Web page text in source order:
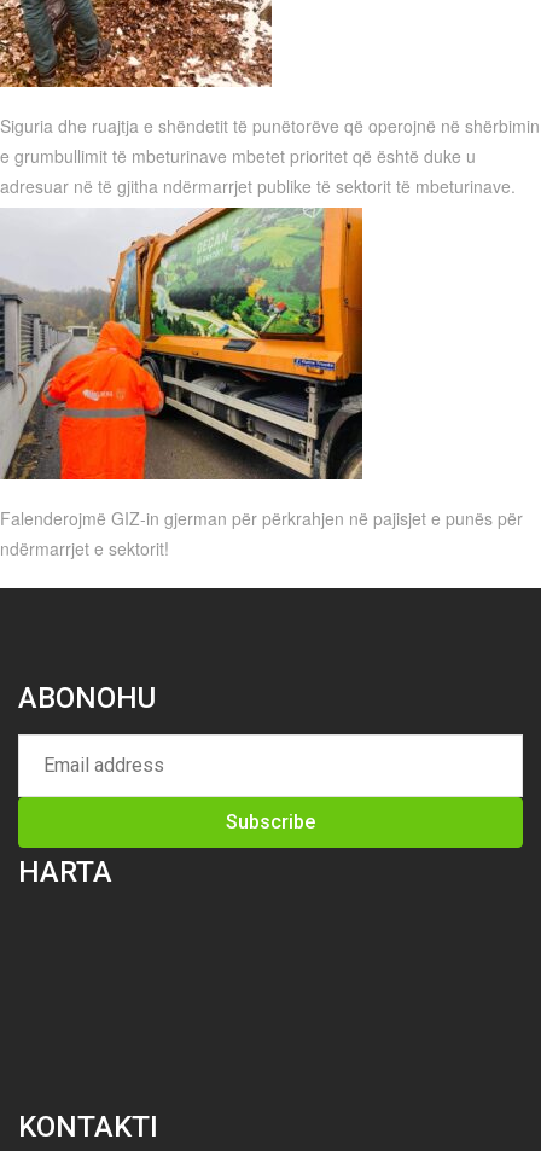
Siguria dhe ruajtja e shëndetit të punëtorëve që operojnë në shërbimin
e grumbullimit të mbeturinave mbetet prioritet që është duke u
adresuar në të gjitha ndërmarrjet publike të sektorit të mbeturinave.
Falenderojmë GIZ-in gjerman për përkrahjen në pajisjet e punës për
ndërmarrjet e sektorit!
ABONOHU
HARTA
KONTAKTI